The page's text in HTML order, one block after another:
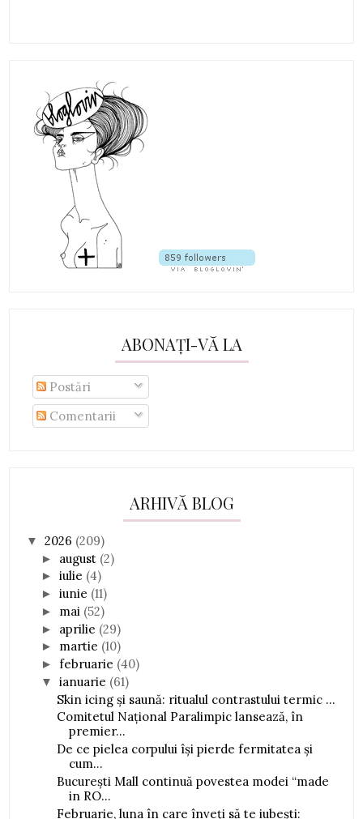
ABONAȚI-VĂ LA
Postări
Comentarii
ARHIVĂ BLOG
▼2026 (209)
► august (2)
►iulie (4)
►iunie (11)
► mai (52)
► aprilie (29)
► martie (10)
►februarie (40)
▼ianuarie (61)
Skin icing și saună: ritualul contrastului termic ...
Comitetul Național Paralimpic lansează, în
premier...
De ce pielea corpului își pierde fermitatea și
cum...
București Mall continuă povestea modei “made
in RO...
Februarie, luna în care înveți să te iubești: